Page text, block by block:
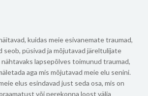
KONTAKT
kuidas meie esivanemate traumad,
seob, püsivad ja mõjutavad järeltulijate
lapsepõlves toimunud traumad,
aga mis mõjutavad meie elu senini.
elus esindavad just seda osa, mis on
või perekonna loost välja